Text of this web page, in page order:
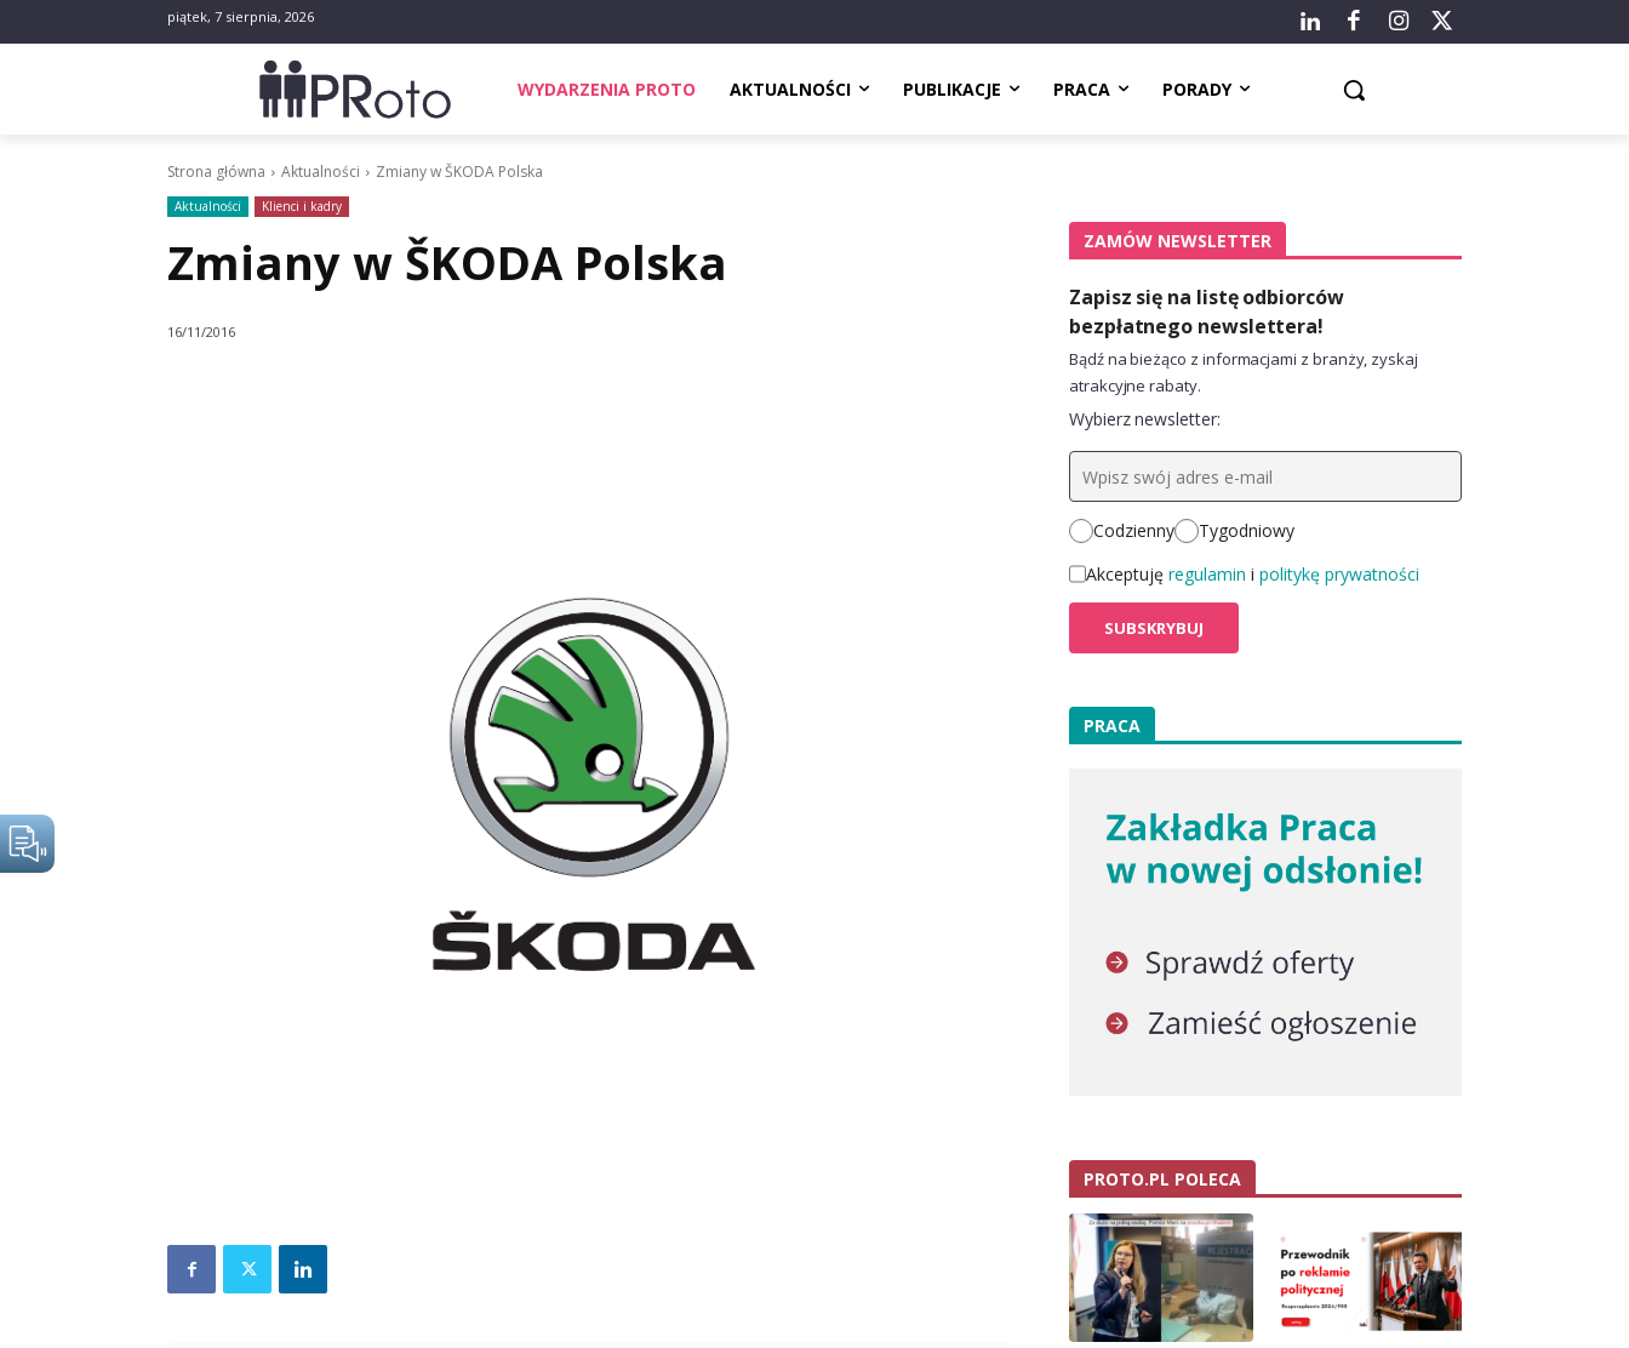
piątek, 7 sierpnia, 2026
WYDARZENIA PROTO AKTUALNOŚCI PUBLIKACJE PRACA PORADY
Strona główna Aktualności Zmiany w ŠKODA Polska
Aktualności Klienci i kadry
Zmiany w ŠKODA Polska
16/11/2016
ZAMÓW NEWSLETTER
Zapisz się na listę odbiorców
bezpłatnego newslettera!
Bądź na bieżąco z informacjami z branży, zyskaj
atrakcyjne rabaty.
Wybierz newsletter:
Codzienny
Tygodniowy
Akceptuję regulamin i politykę prywatności
PRACA
PROTO.PL POLECA